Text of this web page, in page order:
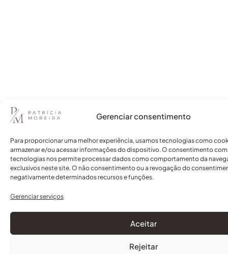
Gerenciar consentimento
Para proporcionar uma melhor experiência, usamos tecnologias como
armazenar e/ou acessar informações do dispositivo. O consentimento com
tecnologias nos permite processar dados como comportamento da
exclusivos neste site. O não consentimento ou a revogação do
negativamente determinados recursos e funções.
Gerenciar serviços
Aceitar
Rejeitar